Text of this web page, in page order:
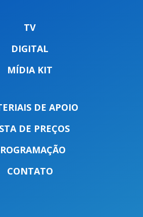
TV
DIGITAL
MÍDIA KIT
DE APOIO
DE PREÇOS
CONTATO